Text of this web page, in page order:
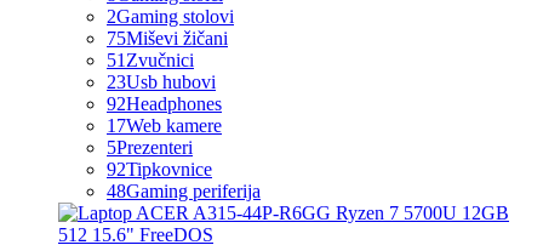
2Gaming stolovi
75Miševi žičani
51 Zvučnici
23Usb hubovi
92Headphones
17Web kamere
5Prezenteri
92Tipkovnice
48Gaming periferija